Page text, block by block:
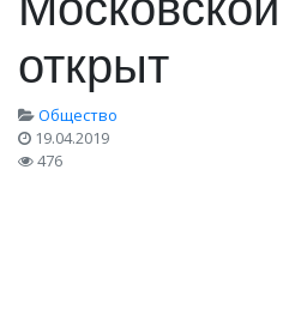
открыт
Общество
19.04.2019
476